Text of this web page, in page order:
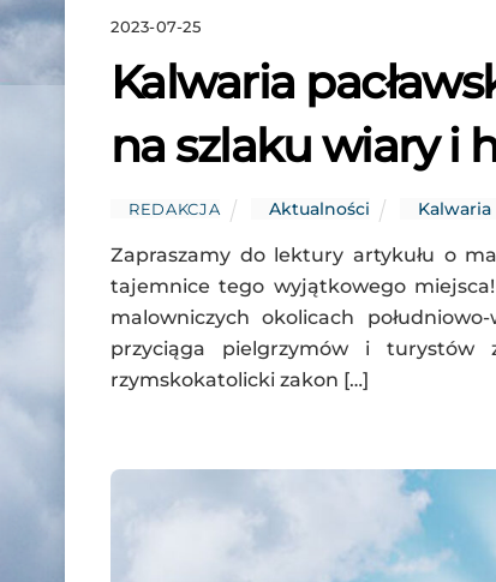
2023-07-25
Kalwaria
na szlaku wiary i
REDAKCJA Aktualności Kalwaria
Zapraszamy do lektury artykułu o
tajemnice tego wyjątkowego miejsca!
malowniczych okolicach
przyciąga pielgrzymów i
rzymskokatolicki zakon […]